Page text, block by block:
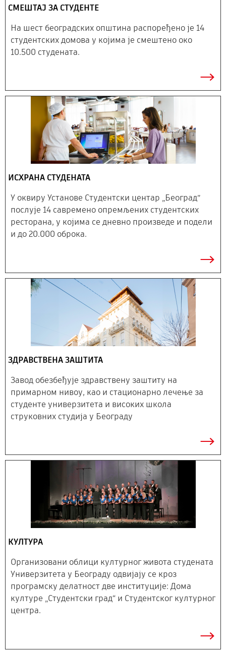
СМЕШТАЈ ЗА СТУДЕНТЕ
На шест београдских општина распоређено је 14
студентских домова у којима је смештено око
10.500 студената.
ИСХРАНА СТУДЕНАТА
У оквиру Установе Студентски центар „Београд”
послује 14 савремено опремљених студентских
ресторана, у којима се дневно произведе и подели
и до 20.000 оброка.
ЗДРАВСТВЕНА ЗАШТИТА
Завод обезбеђује здравствену заштиту на
примарном нивоу, као и стационарно лечење за
студенте универзитета и високих школа
струковних студија у Београду
КУЛТУРА
Организовани облици културног живота студeната
Универзитета у Београду одвијају се кроз
програмску делатност две институције: Дома
културе „Студентски град“ и Студентског културног
центра.